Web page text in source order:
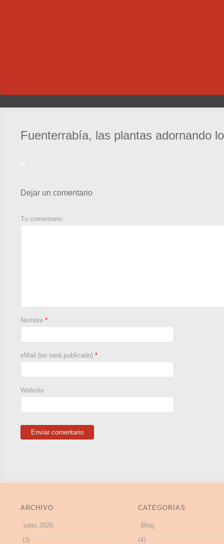
Fuenterrabía, las plantas adornando
Dejar un comentario
Tu comentario
Nombre *
eMail (no será publicado) *
Website
ARCHIVO
junio 2026
(3)
CATEGORÍAS
Blog
(4)